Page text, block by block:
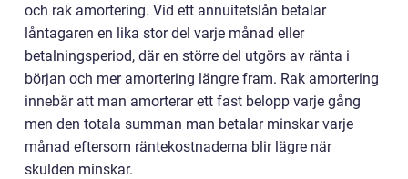
och rak amortering. Vid ett annuitetslån betalar
låntagaren en lika stor del varje månad eller
betalningsperiod, där en större del utgörs av ränta i
början och mer amortering längre fram. Rak amortering
innebär att man amorterar ett fast belopp varje gång
men den totala summan man betalar minskar varje
månad eftersom räntekostnaderna blir lägre när
skulden minskar.